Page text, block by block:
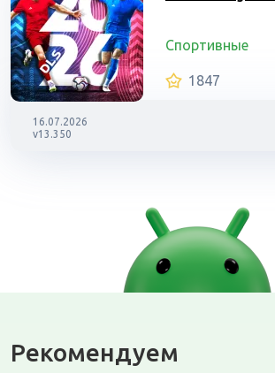
Спортивные
1847
16.07.2026
v13.350
Рекомендуем